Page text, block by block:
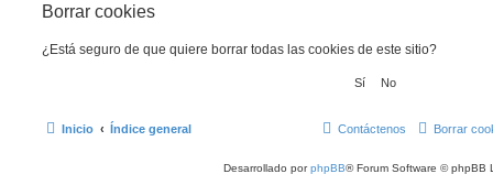
Borrar cookies
¿Está seguro de que quiere borrar todas las cookies de este sitio?
Inicio Índice general Borrar
Contáctenos
Desarrollado porphpBB® Forum Software © phpBB